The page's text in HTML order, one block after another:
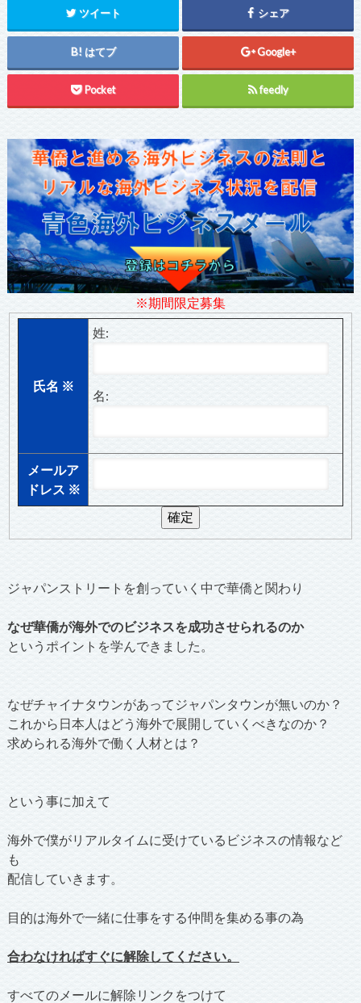
ツイート シェア
はてブ Google+
Pocket feedly
※期間限定募集
氏名 ※
姓:
名:
メールア
ドレス ※
ジャパンストリートを創っていく中で華僑と関わり
なぜ華僑が海外でのビジネスを成功させられるのか
というポイントを学んできました。
なぜチャイナタウンがあってジャパンタウンが無いのか？
これから日本人はどう海外で展開していくべきなのか？
求められる海外で働く人材とは？
という事に加えて
海外で僕がリアルタイムに受けているビジネスの情報など
も
配信していきます。
目的は海外で一緒に仕事をする仲間を集める事の為
合わなければすぐに解除してください。
すべてのメールに解除リンクをつけて